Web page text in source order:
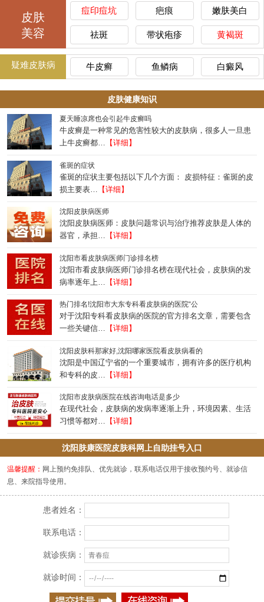
皮肤
美容
痘印痘坑 疤痕 嫩肤美白
祛斑 带状疱疹 黄褐斑
疑难皮肤病 牛皮癣 鱼鳞病 白癜风
皮肤健康知识
夏天睡凉席也会引起牛皮癣吗
牛皮癣是一种常见的危害性较大的皮肤病，很多人一旦患
上牛皮癣都… 【详细】
雀斑的症状
雀斑的症状主要包括以下几个方面： 皮损特征：雀斑的皮
损主要表…
【详细】
沈阳皮肤病医师
沈阳皮肤病医师：皮肤问题常识与治疗推荐皮肤是人体的
器官，承担… 【详细】
沈阳市看皮肤病医师门诊排名榜
沈阳市看皮肤病医师门诊排名榜在现代社会，皮肤病的发
病率逐年上…
【详细】
热门排名!沈阳市大东专科看皮肤病的医院“公
对于沈阳专科看皮肤病的医院的官方排名文章，需要包含
一些关键信… 【详细】
沈阳皮肤科那家好,沈阳哪家医院看皮肤病看的
沈阳是中国辽宁省的一个重要城市，拥有许多的医疗机构
和专科的皮…
【详细】
沈阳市皮肤病医院在线咨询电话是多少
在现代社会，皮肤病的发病率逐渐上升，环境因素、生活
习惯等都对… 【详细】
沈阳肤康医院皮肤科网上自助挂号入口
温馨提醒： 网上预约免排队、优先就诊，联系电话仅用于接收预约号、就诊信
息、来院指导使用。
患者姓名：
联系电话：
就诊疾病：
就诊时间：